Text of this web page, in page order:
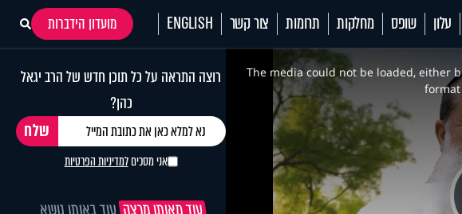
עלון שופס מחלקות תרומות צור קשר ENGLISH
מועדון הידברות
This
modalThe media could not be loaded, either
רוצה התראה על כל תוכן חדש של הרב יגאל
כהן?
אני מסכיםלמדיניות הפרטיות